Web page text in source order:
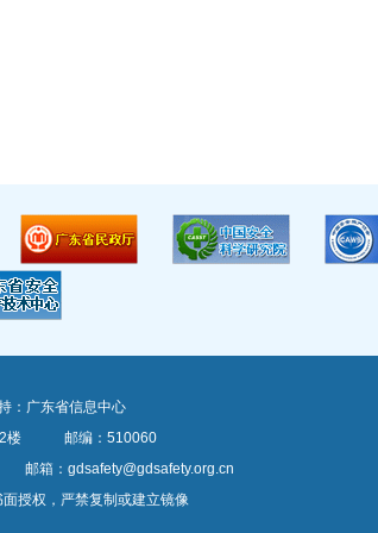
广东省信息中心
厦2楼 邮编：510060
箱：gdsafety@gdsafety.org.cn
授权，严禁复制或建立镜像